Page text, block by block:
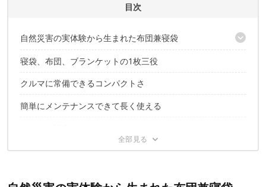
かないさちおのプロフィール
目次
自然災害の実体験から生まれた布団兼寝袋
2つの高機能素材が気持ち良い暖かさを演出
寝袋、布団、ブランケットの1枚三役
クルマに常備できるコンパクトさ
簡単にメンテナンスできて長く使える